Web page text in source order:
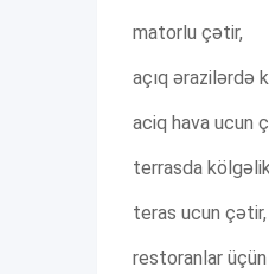
matorlu çətir,
açıq ərazilərdə
aciq hava ucun
terrasda
teras ucun çətir,
restoranlar